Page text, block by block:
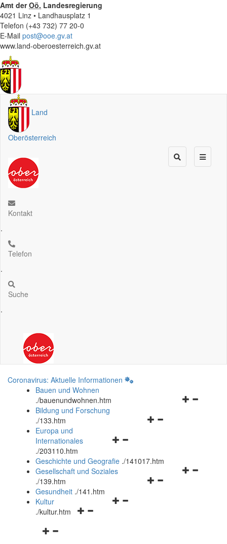
Amt derOö. Landesregierung
4021 Linz • Landhausplatz 1
Telefon (+43 732) 77 20-0
E-Mail post@ooe.gv.at
www.land-oberoesterreich.gv.at
Land
Oberösterreich
Kontakt
.
Telefon
.
Suche
.
Coronavirus: Aktuelle Informationen
Bauen und Wohnen
./bauenundwohnen.htm
Navigationsmenü
Bildung und Forschung
./133.htm
Navigationsmenü
und
schließen
Europa und
Internationales
./203110.htm
Geschichte und Geografie ./141017.htm
Navigationsmenü
Gesellschaft und Soziales
./139.htm
Navigationsmenü
Gesundheit ./141.htm
Navigationsmenü
Kultur
./kultur.htm
Navigationsmenü